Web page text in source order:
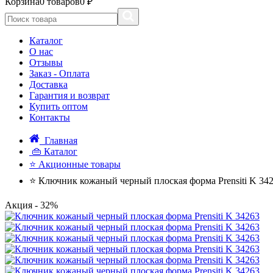
Каталог
О нас
Отзывы
Заказ - Оплата
Доставка
Гарантия и возврат
Купить оптом
Контакты
Главная
👜 Каталог
⭐ Акционные товары
⭐ Ключник кожаный черный плоская форма Prensiti K
Акция - 32%